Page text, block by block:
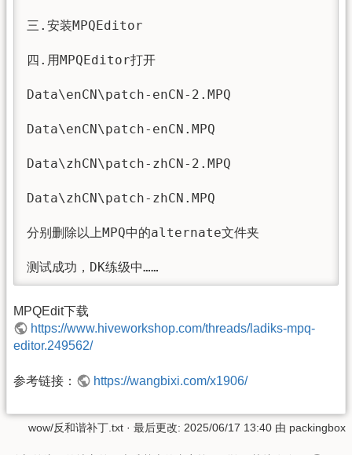
三.安装MPQEditor
四.用MPQEditor打开
Data\enCN\patch-enCN-2.MPQ
Data\enCN\patch-enCN.MPQ
Data\zhCN\patch-zhCN-2.MPQ
Data\zhCN\patch-zhCN.MPQ
分别删除以上MPQ中的alternate文件夹
测试成功，DK练级中……
MPQEdit下载
https://www.hiveworkshop.com/threads/ladiks-mpq-
editor.249562/
参考链接： https://wangbixi.com/x1906/
wow/反和谐补丁.txt · 最后更改: 2025/06/17 13:40 由 packingbox